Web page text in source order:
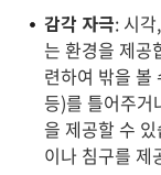
감각 자극: 시
는 환경을 제공
련하여 밖을 볼
등)를 틀어주거
을 제공할 수
이나 침구를 제